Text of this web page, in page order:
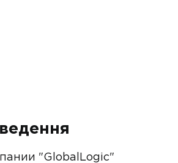
"GlobalLogic"